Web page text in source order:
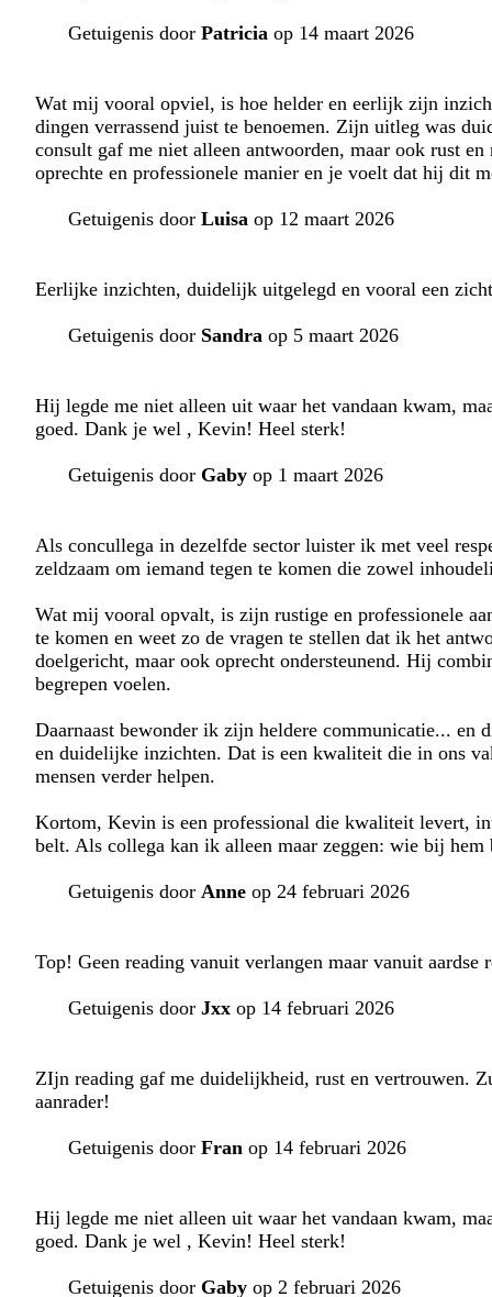
Getuigenis door Patricia op 14 maart 2026
Wat mij vooral opviel, is hoe helder en eerlijk zijn
dingen verrassend juist te benoemen. Zijn uitleg was
consult gaf me niet alleen antwoorden, maar ook rust
oprechte en professionele manier en je voelt dat hij dit
Getuigenis door Luisa op 12 maart 2026
Eerlijke inzichten, duidelijk uitgelegd en vooral een
Getuigenis door Sandra op 5 maart 2026
Hij legde me niet alleen uit waar het vandaan kwam,
goed. Dank je wel , Kevin! Heel sterk!
Getuigenis door Gaby op 1 maart 2026
Als concullega in dezelfde sector luister ik met veel
zeldzaam om iemand tegen te komen die zowel
Wat mij vooral opvalt, is zijn rustige en professionele
te komen en weet zo de vragen te stellen dat ik het
doelgericht, maar ook oprecht ondersteunend. Hij
begrepen voelen.
Daarnaast bewonder ik zijn heldere communicatie... en
en duidelijke inzichten. Dat is een kwaliteit die in ons
mensen verder helpen.
Kortom, Kevin is een professional die kwaliteit levert,
belt. Als collega kan ik alleen maar zeggen: wie bij
Getuigenis door Anne op 24 februari 2026
Top! Geen reading vanuit verlangen maar vanuit
Getuigenis door Jxx op 14 februari 2026
ZIjn reading gaf me duidelijkheid, rust en vertrouwen.
aanrader!
Getuigenis door Fran op 14 februari 2026
Hij legde me niet alleen uit waar het vandaan kwam,
goed. Dank je wel , Kevin! Heel sterk!
Getuigenis door Gaby op 2 februari 2026